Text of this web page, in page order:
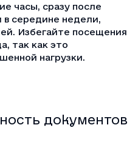
часы, сразу после
середине недели,
Избегайте посещения
так как это
нагрузки.
документов